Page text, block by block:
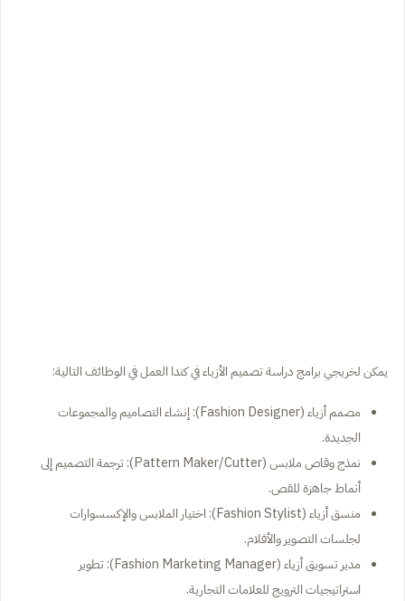
يمكن لخريجي برامج دراسة تصميم الأزياء في كندا العمل في الوظائف التالية:
مصمم أزياء (Fashion Designer): إنشاء التصاميم والمجموعات
الجديدة.
نمذج وقاص ملابس (Pattern Maker/Cutter): ترجمة التصميم إلى
أنماط جاهزة للقص.
منسق أزياء (Fashion Stylist): اختيار الملابس والإكسسوارات
لجلسات التصوير والأفلام.
مدير تسويق أزياء (Fashion Marketing Manager): تطوير
استراتيجيات الترويج للعلامات التجارية.